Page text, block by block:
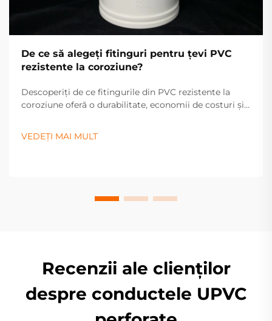
De ce să alegeți fitinguri pentru țevi PVC
rezistente la coroziune?
Descoperiți de ce fitingurile din PVC rezistente la
coroziune oferă o durabilitate, economii de costuri și
VEDEȚI MAI MULT
Recenzii ale clienților
despre conductele UPVC